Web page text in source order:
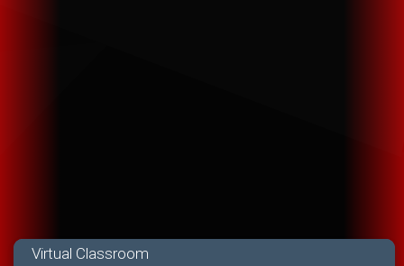
Virtual Classroom